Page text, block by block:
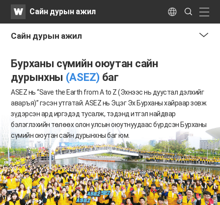
WATVСайн дурын ажил Language
Search
Submit
​Сайн дурын ажил
Бурханы сүмийн оюутан сайн
дурынхны (ASEZ) баг
ASEZ нь “Save the Earth from A to Z (Эхнээс нь дуустал дэлхийг
аваръя)” гэсэн утгатай.ASEZ нь Эцэг Эх Бурханы хайраар зовж
зүдэрсэн ард иргэдэд тусалж, тэдэнд итгэл найдвар
бэлэглэхийн төлөөхолон улсын оюутнуудаас бүрдсэн Бурханы
сүмийн оюутан сайн дурынхны баг юм.